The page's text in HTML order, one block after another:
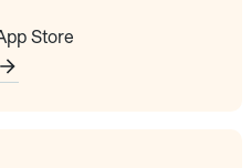
Store